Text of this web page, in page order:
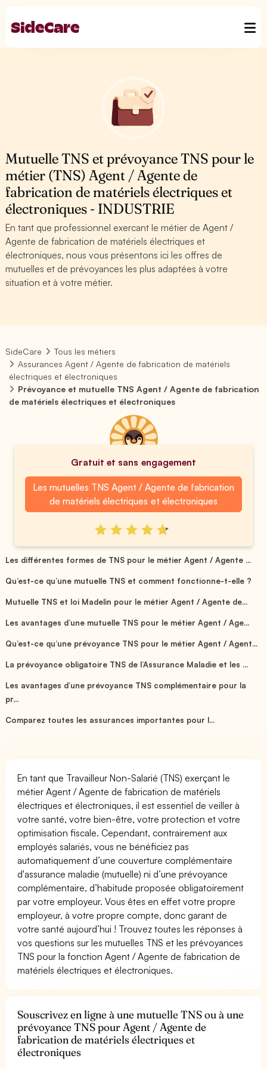
Mutuelle TNS et prévoyance TNS pour le
métier (TNS) Agent / Agente de
fabrication de matériels électriques et
électroniques - INDUSTRIE
En tant que professionnel exercant le métier de Agent /
Agente de fabrication de matériels électriques et
électroniques, nous vous présentons ici les offres de
mutuelles et de prévoyances les plus adaptées à votre
situation et à votre métier.
SideCare
Tous les métiers
Assurances Agent / Agente de fabrication de matériels
électriques et électroniques
Prévoyance et mutuelle TNS Agent / Agente de fabrication
de matériels électriques et électroniques
Gratuit et sans engagement
Les mutuelles TNS Agent / Agente de fabrication
de matériels électriques et électroniques
Les différentes formes de TNS pour le métier Agent / Agente ...
Qu’est-ce qu’une mutuelle TNS et comment fonctionne-t-elle ?
Mutuelle TNS et loi Madelin pour le métier Agent / Agente de...
Les avantages d’une mutuelle TNS pour le métier Agent / Age...
Qu’est-ce qu’une prévoyance TNS pour le métier Agent / Agent...
La prévoyance obligatoire TNS de l’Assurance Maladie et les ...
Les avantages d’une prévoyance TNS complémentaire pour la
pr...
Comparez toutes les assurances importantes pour l...
En tant que Travailleur Non-Salarié (TNS) exerçant le
métier Agent / Agente de fabrication de matériels
électriques et électroniques, il est essentiel de veiller à
votre santé, votre bien-être, votre protection et votre
optimisation fiscale. Cependant, contrairement aux
employés salariés, vous ne bénéficiez pas
automatiquement d’une couverture complémentaire
d'assurance maladie (mutuelle) ni d’une prévoyance
complémentaire, d’habitude proposée obligatoirement
par votre employeur. Vous êtes en effet votre propre
employeur, à votre propre compte, donc garant de
votre santé aujourd’hui ! Trouvez toutes les réponses à
vos questions sur les mutuelles TNS et les prévoyances
TNS pour la fonction Agent / Agente de fabrication de
matériels électriques et électroniques.
Souscrivez en ligne à une mutuelle TNS ou à une
prévoyance TNS pour Agent / Agente de
fabrication de matériels électriques et
électroniques